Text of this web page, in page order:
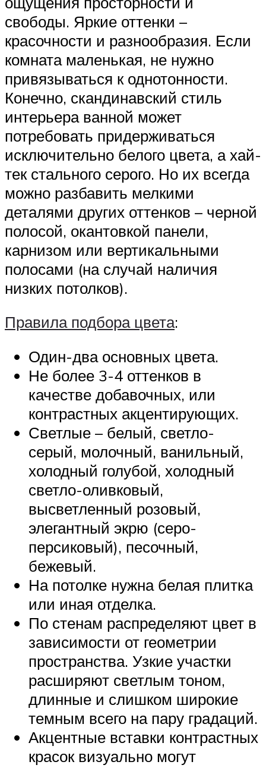
свободы. Яркие оттенки –
красочности и разнообразия. Если
комната маленькая, не нужно
привязываться к однотонности.
Конечно, скандинавский стиль
интерьера ванной может
потребовать придерживаться
исключительно белого цвета, а хай-
тек стального серого. Но их всегда
можно разбавить мелкими
деталями других оттенков – черной
полосой, окантовкой панели,
карнизом или вертикальными
полосами (на случай наличия
низких потолков).
Правила подбора цвета:
Один-два основных цвета.
Не более 3-4 оттенков в
качестве добавочных, или
контрастных акцентирующих.
Светлые – белый, светло-
серый, молочный, ванильный,
холодный голубой, холодный
светло-оливковый,
высветленный розовый,
элегантный экрю (серо-
персиковый), песочный,
бежевый.
На потолке нужна белая плитка
или иная отделка.
По стенам распределяют цвет в
зависимости от геометрии
пространства. Узкие участки
расширяют светлым тоном,
длинные и слишком широкие
темным всего на пару градаций.
Акцентные вставки контрастных
красок визуально могут